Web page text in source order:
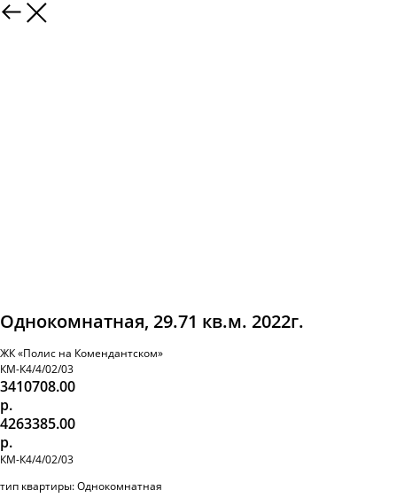
Однокомнатная, 29.71 кв.м. 2022г.
ЖК «Полис на Комендантском»
КМ-К4/4/02/03
3410708.00
р.
4263385.00
р.
КМ-К4/4/02/03
тип квартиры: Однокомнатная